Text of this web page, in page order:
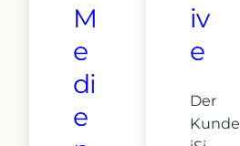
M
e
di
e
iv
e
Der
Kunde